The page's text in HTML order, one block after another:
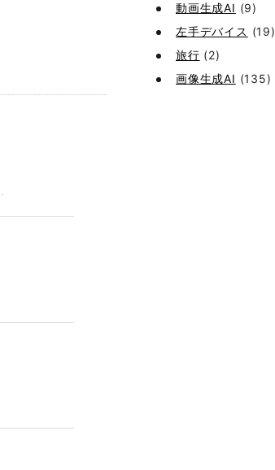
動画生成AI (9)
左手デバイス (19)
旅行 (2)
画像生成AI (135)